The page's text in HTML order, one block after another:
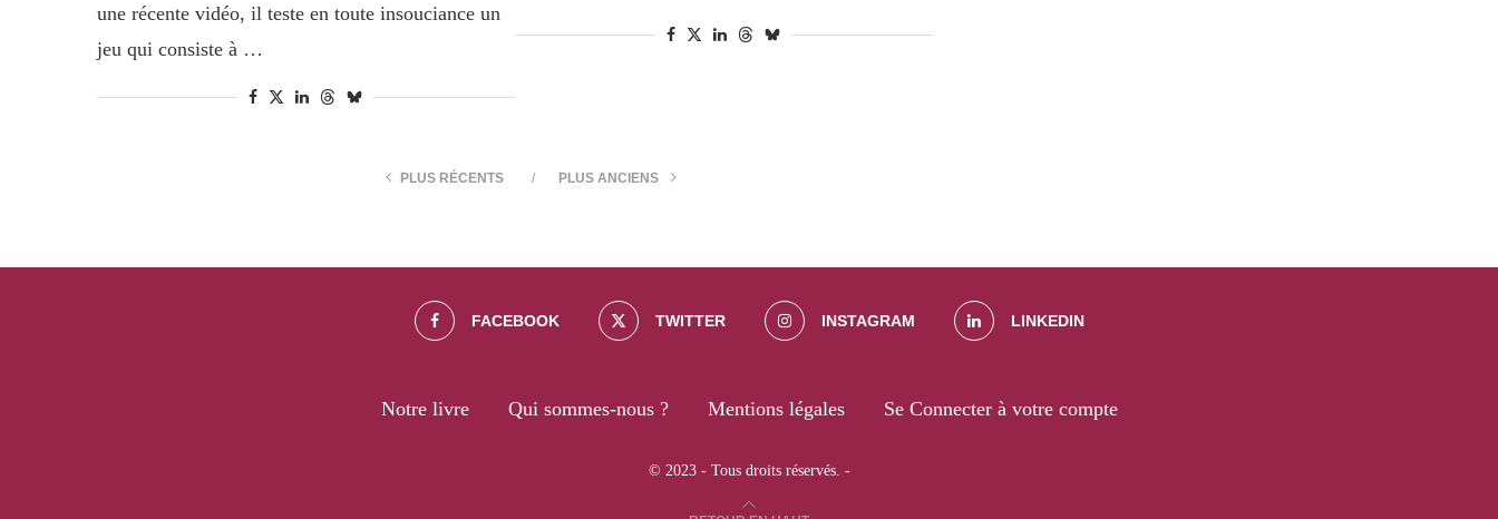
une récente vidéo, il teste en toute insouciance un
jeu qui consiste à …
PLUS RÉCENTS PLUS ANCIENS
FACEBOOK TWITTER INSTAGRAM LINKEDIN
Notre livre Qui sommes-nous ? Mentions légales Se Connecter à votre compte
© 2023 - Tous droits réservés. -